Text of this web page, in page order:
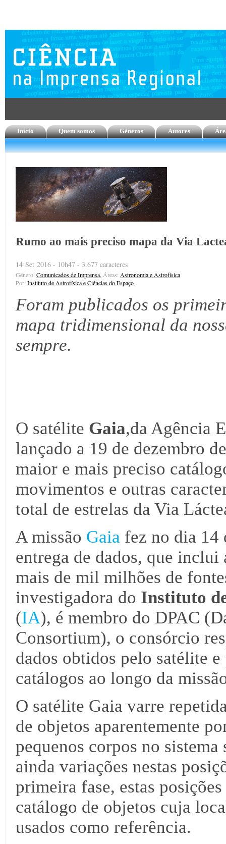
Início Quem somos Géneros Autores
Rumo ao mais preciso mapa da Via
14 Set 2016 - 10h47 - 3.677 caracteres
Género: Comunicados de Imprensa. Áreas: Astronomia e Astrofísica
Por: Instituto de Astrofísica e Ciências do Espaço
Foram publicados os
mapa tridimensional da
sempre.
O satélite Gaia,da Agência
lançado a 19 de dezembro
maior e mais preciso
movimentos e outras
total de estrelas da Via
A missão Gaia fez no dia 14
entrega de dados, que
mais de mil milhões de
investigadora do Instituto
(IA), é membro do DPAC
Consortium), o consórcio
dados obtidos pelo satélite
catálogos ao longo da
O satélite Gaia varre
de objetos aparentemente
pequenos corpos no
ainda variações nestas
primeira fase, estas
catálogo de objetos cuja
usados como referência.